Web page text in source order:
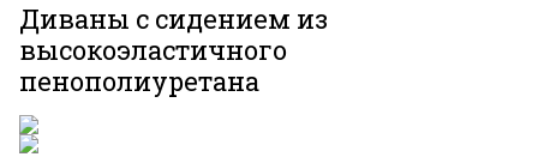
Диваны с сидением из
высокоэластичного
пенополиуретана